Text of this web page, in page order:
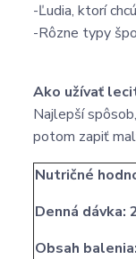
-Ľudia, ktorí
-Rôzne typy
Ako užívať
Najlepší
potom zapiť
Nutričné
Denná dávka:
Obsah